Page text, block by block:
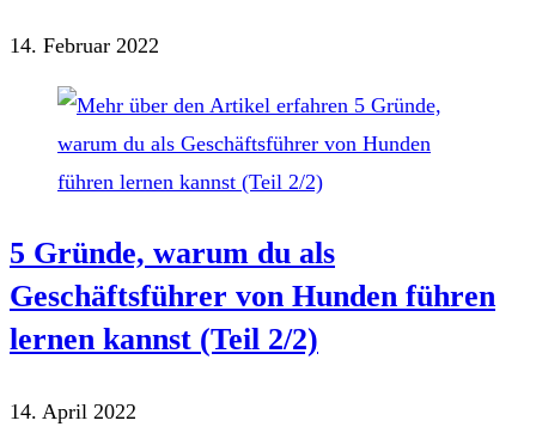
14. Februar 2022
5 Gründe, warum du als
Geschäftsführer von Hunden führen
lernen kannst (Teil 2/2)
14. April 2022